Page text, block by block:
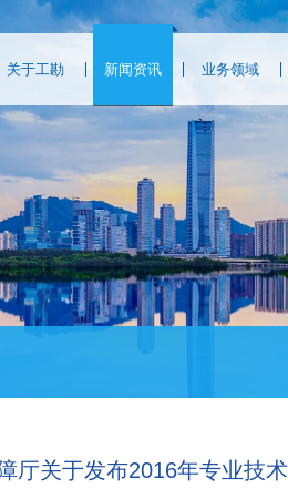
关于工勘 新闻资讯 业务领域
厅关于发布2016年专业技